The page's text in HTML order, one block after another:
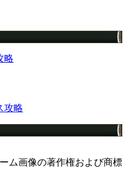
略
攻略
ム画像の著作権および商標